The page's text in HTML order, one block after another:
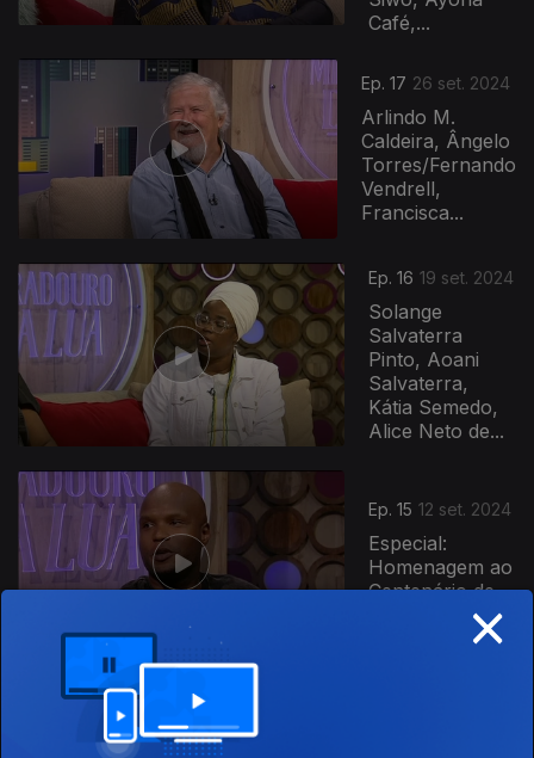
Café,...
Ep. 17 26 set. 2024
Arlindo M.
Caldeira, Ângelo
Torres/Fernando
Vendrell,
Francisca...
Ep. 16 19 set. 2024
Solange
Salvaterra
Pinto, Aoani
Salvaterra,
Kátia Semedo,
Alice Neto de...
Ep. 15 12 set. 2024
Especial:
Homenagem ao
Centenário de
Amílcar Cabral
×